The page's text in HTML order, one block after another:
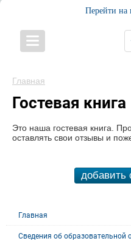
Перейти на
Главная
Гостевая книга
Это наша гостевая книга.
оставлять свои отзывы и
добавить
Главная
Сведения об образовательной